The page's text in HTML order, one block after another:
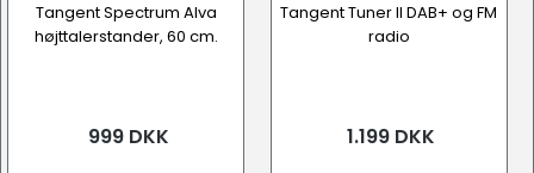
Tangent Spectrum Alva
højttalerstander, 60 cm.
999 DKK
Tangent Tuner II DAB+ og FM
radio
1.199 DKK